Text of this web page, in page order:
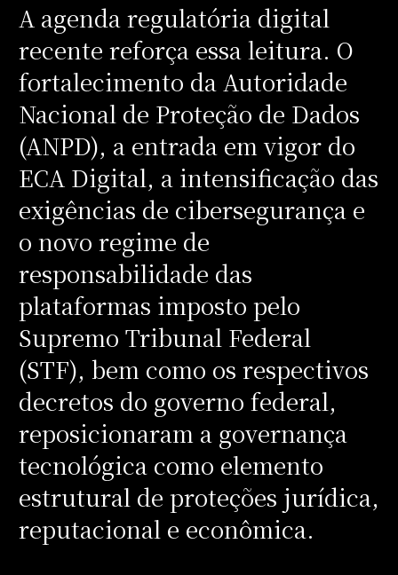
A agenda regulatória digital
recente reforça essa leitura. O
fortalecimento da Autoridade
Nacional de Proteção de Dados
(ANPD), a entrada em vigor do
ECA Digital, a intensificação das
exigências de cibersegurança e
o novo regime de
responsabilidade das
plataformas imposto pelo
Supremo Tribunal Federal
(STF), bem como os respectivos
decretos do governo federal,
reposicionaram a governança
tecnológica como elemento
estrutural de proteções jurídica,
reputacional e econômica.